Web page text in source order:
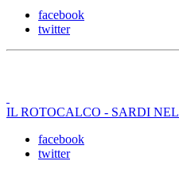
facebook
twitter
IL ROTOCALCO - SARDI NEL
facebook
twitter